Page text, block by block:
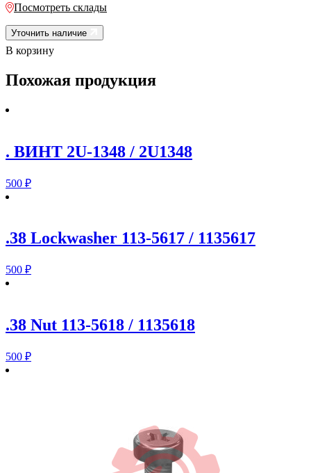
Посмотреть склады
Уточнить наличие
В корзину
Похожая продукция
. ВИНТ 2U-1348 / 2U1348
500 ₽
.38 Lockwasher 113-5617 / 1135617
500 ₽
.38 Nut 113-5618 / 1135618
500 ₽